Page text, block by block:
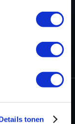
tonen
VOOR DE FORD